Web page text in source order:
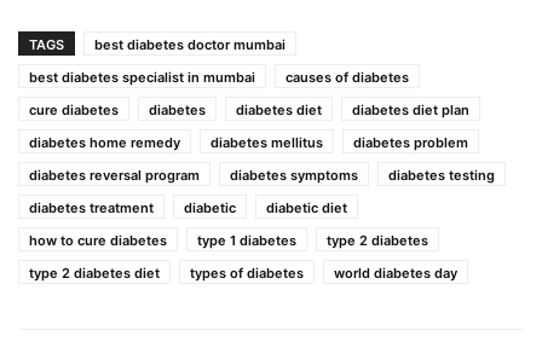
TAGS
best diabetes doctor mumbai
best diabetes specialist in mumbai
causes of diabetes
cure diabetes
diabetes diabetes diet
diabetes diet plan
diabetes home remedy
diabetes mellitus
diabetes problem
diabetes reversal program
diabetes symptoms
diabetes testing
diabetes treatment
diabetic
diabetic diet
how to cure diabetes
type 1 diabetes
type 2 diabetes
type 2 diabetes diet
types of diabetes world diabetes day